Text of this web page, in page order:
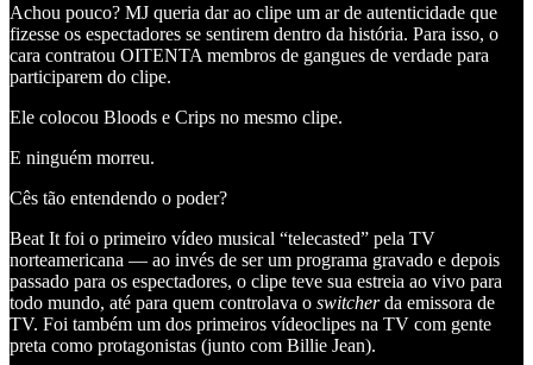
Achou pouco? MJ queria dar ao clipe um ar de autenticidade que
fizesse os espectadores se sentirem dentro da história. Para isso, o
cara contratou OITENTA membros de gangues de verdade para
participarem do clipe.
Ele colocou Bloods e Crips no mesmo clipe.
E ninguém morreu.
Cês tão entendendo o poder?
Beat It foi o primeiro vídeo musical “telecasted” pela TV
norteamericana — ao invés de ser um programa gravado e depois
passado para os espectadores, o clipe teve sua estreia ao vivo para
todo mundo, até para quem controlava o switcherda emissora de
TV. Foi também um dos primeiros vídeoclipes na TV com gente
preta como protagonistas (junto com Billie Jean).